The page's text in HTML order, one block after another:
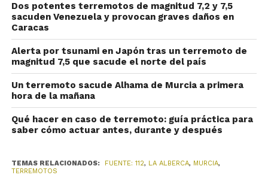
Dos potentes terremotos de magnitud 7,2 y 7,5
sacuden Venezuela y provocan graves daños en
Caracas
Alerta por tsunami en Japón tras un terremoto de
magnitud 7,5 que sacude el norte del país
Un terremoto sacude Alhama de Murcia a primera
hora de la mañana
Qué hacer en caso de terremoto: guía práctica para
saber cómo actuar antes, durante y después
TEMAS RELACIONADOS: FUENTE: 112, LA ALBERCA, MURCIA,
TERREMOTOS